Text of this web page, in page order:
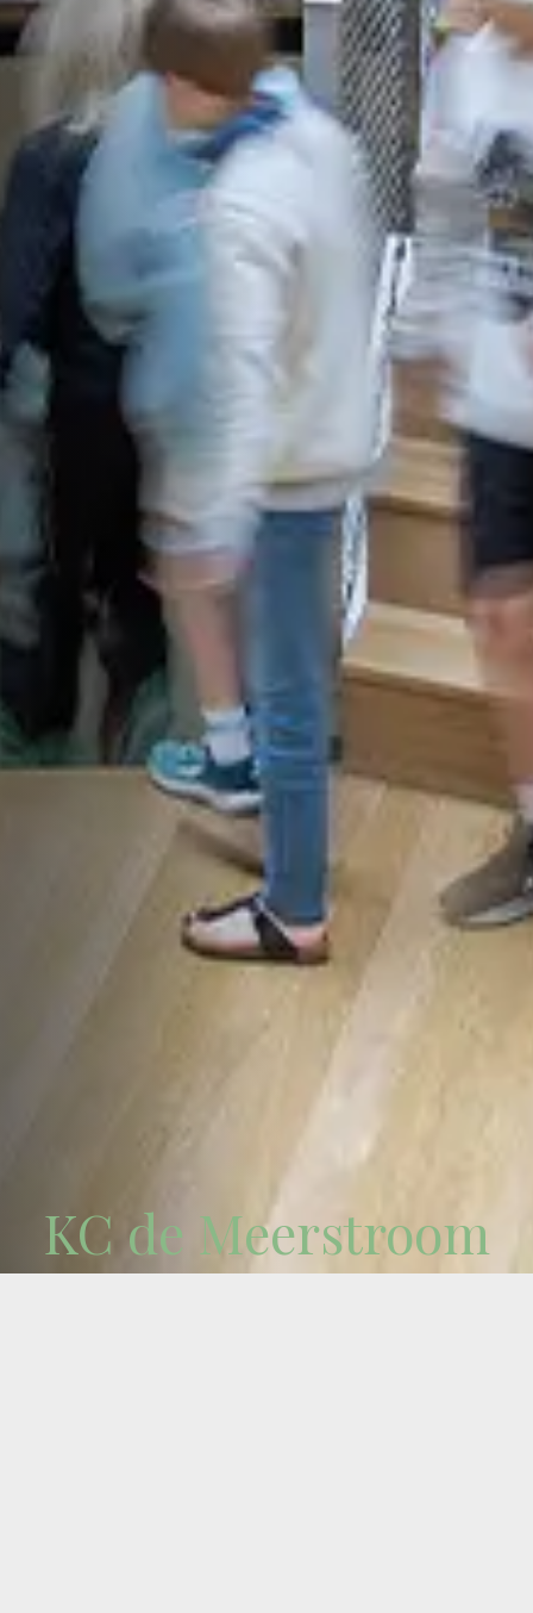
KC de Meerstroom